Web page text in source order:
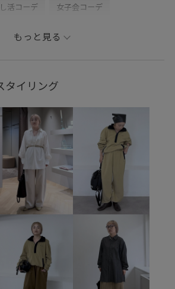
活コーデ 女子会コーデ
ンツスタイル
ューズ ビーチサンダル SHA36040
SHS36200 SHX26030
品 26SS_salon_BAGSHOSE
26summer_salon_PT
り salon_26SSlightouter
きれいに見える きれいめ
とした肌触り さらりとした
もっと見る
タイリング